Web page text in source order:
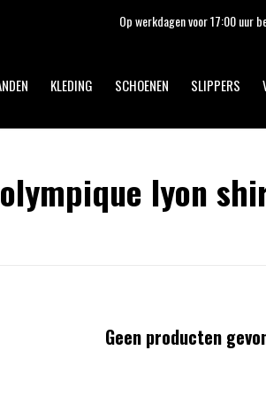
KLEDING SCHOENEN SLIPPERS
Op werkdagen voor 17:00 uur besteld,
lyon
Geen producten